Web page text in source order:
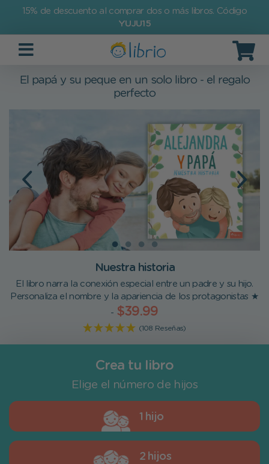
15% de descuento al comprar dos o más libros. Código
YUJU15
El papá y su peque en un solo libro - el regalo
perfecto
Nuestra historia
El libro narra la conexión especial entre un padre y su hijo.
Personaliza el nombre y la apariencia de los protagonistas ★
- $39.99
(108 Reseñas)
Crea tu libro
Elige el número de hijos
1 hijo
2 hijos